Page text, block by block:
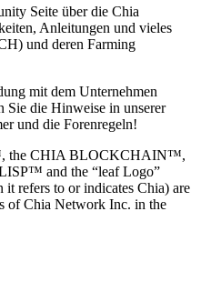
Seite über die Chia
Anleitungen und vieles
und deren Farming
mit dem Unternehmen
die Hinweise in unserer
und die Forenregeln!
the CHIA BLOCKCHAIN™,
and the “leaf Logo”
refers to or indicates Chia) are
of Chia Network Inc. in the